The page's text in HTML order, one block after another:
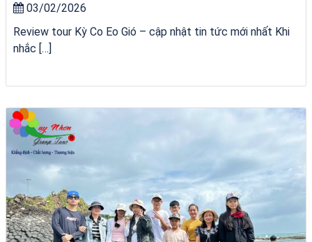
03/02/2026
Review tour Kỳ Co Eo Gió – cập nhật tin tức mới nhất Khi
nhắc […]